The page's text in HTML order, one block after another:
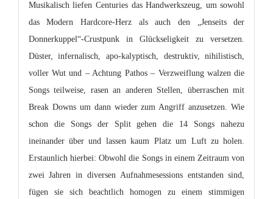
Musikalisch liefen Centuries das Handwerkszeug, um sowohl
das Modern Hardcore-Herz als auch den „Jenseits der
Donnerkuppel“-Crustpunk in Glückseligkeit zu versetzen.
Düster, infernalisch, apo-kalyptisch, destruktiv, nihilistisch,
voller Wut und – Achtung Pathos – Verzweiflung walzen die
Songs teilweise, rasen an anderen Stellen, überraschen mit
Break Downs um dann wieder zum Angriff anzusetzen. Wie
schon die Songs der Split gehen die 14 Songs nahezu
ineinander über und lassen kaum Platz um Luft zu holen.
Erstaunlich hierbei: Obwohl die Songs in einem Zeitraum von
zwei Jahren in diversen Aufnahmesessions entstanden sind,
fügen sie sich beachtlich homogen zu einem stimmigen